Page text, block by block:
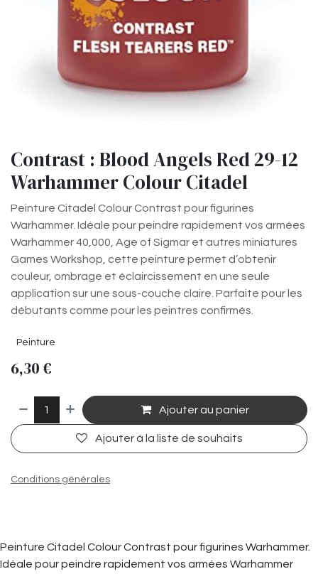
Contrast : Blood Angels Red 29-12
Warhammer Colour Citadel
Peinture Citadel Colour Contrast pour figurines
Warhammer. Idéale pour peindre rapidement vos armées
Warhammer 40,000, Age of Sigmar et autres miniatures
Games Workshop, cette peinture permet d’obtenir
couleur, ombrage et éclaircissement en une seule
application sur une sous-couche claire. Parfaite pour les
débutants comme pour les peintres confirmés.
Peinture
6,30 €
Ajouter au panier
Ajouter à la liste de souhaits
Conditions générales
Peinture Citadel Colour Contrast pour figurines Warhammer.
Idéale pour peindre rapidement vos armées Warhammer